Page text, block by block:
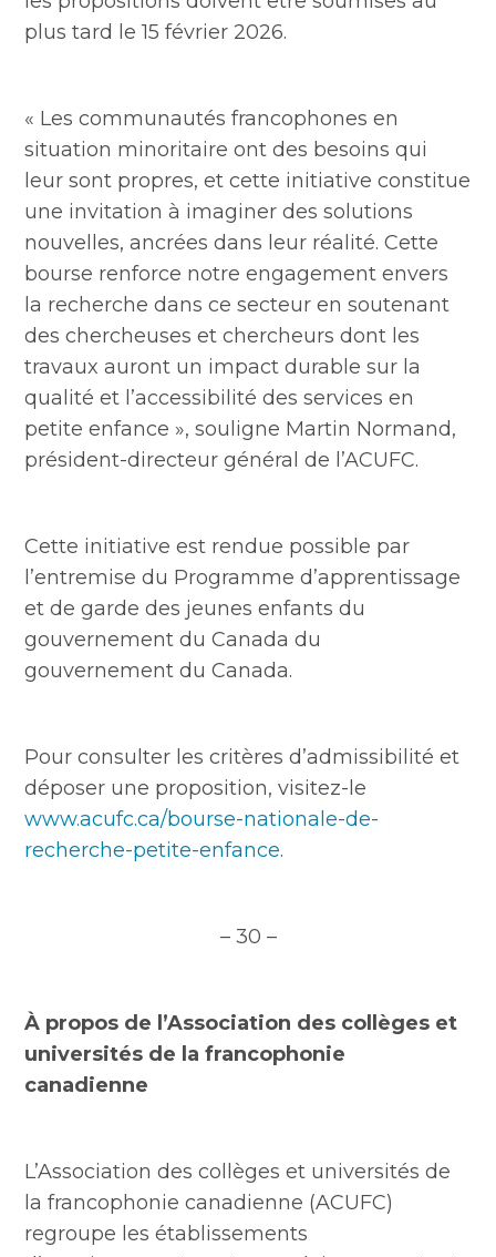
plus tard le 15 février 2026.
« Les communautés francophones en
situation minoritaire ont des besoins qui
leur sont propres, et cette initiative constitue
une invitation à imaginer des solutions
nouvelles, ancrées dans leur réalité. Cette
bourse renforce notre engagement envers
la recherche dans ce secteur en soutenant
des chercheuses et chercheurs dont les
travaux auront un impact durable sur la
qualité et l’accessibilité des services en
petite enfance », souligne Martin Normand,
président-directeur général de l’ACUFC.
Cette initiative est rendue possible par
l’entremise du Programme d’apprentissage
et de garde des jeunes enfants du
gouvernement du Canada du
gouvernement du Canada.
Pour consulter les critères d’admissibilité et
déposer une proposition, visitez-le
www.acufc.ca/bourse-nationale-de-
recherche-petite-enfance.
– 30 –
À propos de l’Association des collèges et
universités de la francophonie
canadienne
L’Association des collèges et universités de
la francophonie canadienne (ACUFC)
regroupe les établissements